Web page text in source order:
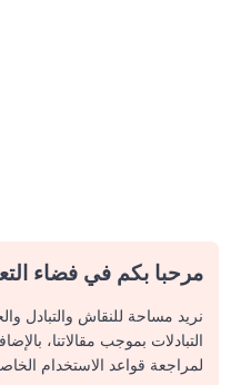
مرحبا بكم في فضاء
نريد مساحة للنقاش والتبادل
التبادلات بموجب مقالاتنا،
لمراجعة قواعد الاستخدام